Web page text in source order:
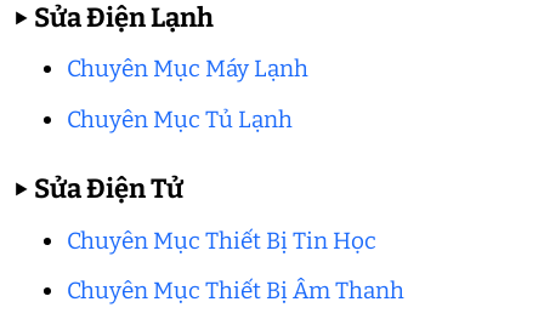
▶ Sửa Điện Lạnh
Chuyên Mục Máy Lạnh
Chuyên Mục Tủ Lạnh
▶ Sửa Điện Tử
Chuyên Mục Thiết Bị Tin Học
Chuyên Mục Thiết Bị Âm Thanh